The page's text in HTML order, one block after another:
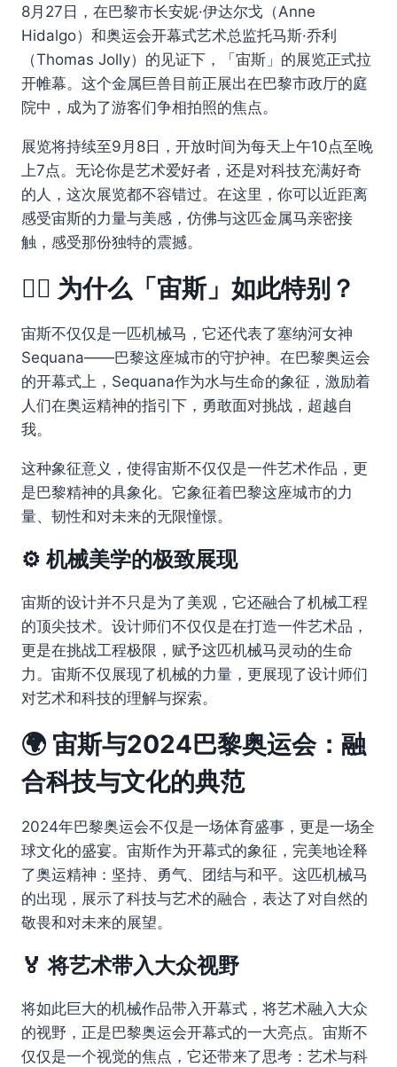
8月27日，在巴黎市长安妮·伊达尔戈（Anne
Hidalgo）和奥运会开幕式艺术总监托马斯·乔利
（Thomas Jolly）的见证下，「宙斯」的展览正式拉
开帷幕。这个金属巨兽目前正展出在巴黎市政厅的庭
院中，成为了游客们争相拍照的焦点。
展览将持续至9月8日，开放时间为每天上午10点至晚
上7点。无论你是艺术爱好者，还是对科技充满好奇
的人，这次展览都不容错过。在这里，你可以近距离
感受宙斯的力量与美感，仿佛与这匹金属马亲密接
触，感受那份独特的震撼。
🚶‍♂️ 为什么「宙斯」如此特别？
宙斯不仅仅是一匹机械马，它还代表了塞纳河女神
Sequana——巴黎这座城市的守护神。在巴黎奥运会
的开幕式上，Sequana作为水与生命的象征，激励着
人们在奥运精神的指引下，勇敢面对挑战，超越自
我。
这种象征意义，使得宙斯不仅仅是一件艺术作品，更
是巴黎精神的具象化。它象征着巴黎这座城市的力
量、韧性和对未来的无限憧憬。
⚙️ 机械美学的极致展现
宙斯的设计并不只是为了美观，它还融合了机械工程
的顶尖技术。设计师们不仅仅是在打造一件艺术品，
更是在挑战工程极限，赋予这匹机械马灵动的生命
力。宙斯不仅展现了机械的力量，更展现了设计师们
对艺术和科技的理解与探索。
🌍 宙斯与2024巴黎奥运会：融
合科技与文化的典范
2024年巴黎奥运会不仅是一场体育盛事，更是一场全
球文化的盛宴。宙斯作为开幕式的象征，完美地诠释
了奥运精神：坚持、勇气、团结与和平。这匹机械马
的出现，展示了科技与艺术的融合，表达了对自然的
敬畏和对未来的展望。
🏅 将艺术带入大众视野
将如此巨大的机械作品带入开幕式，将艺术融入大众
的视野，正是巴黎奥运会开幕式的一大亮点。宙斯不
仅仅是一个视觉的焦点，它还带来了思考：艺术与科